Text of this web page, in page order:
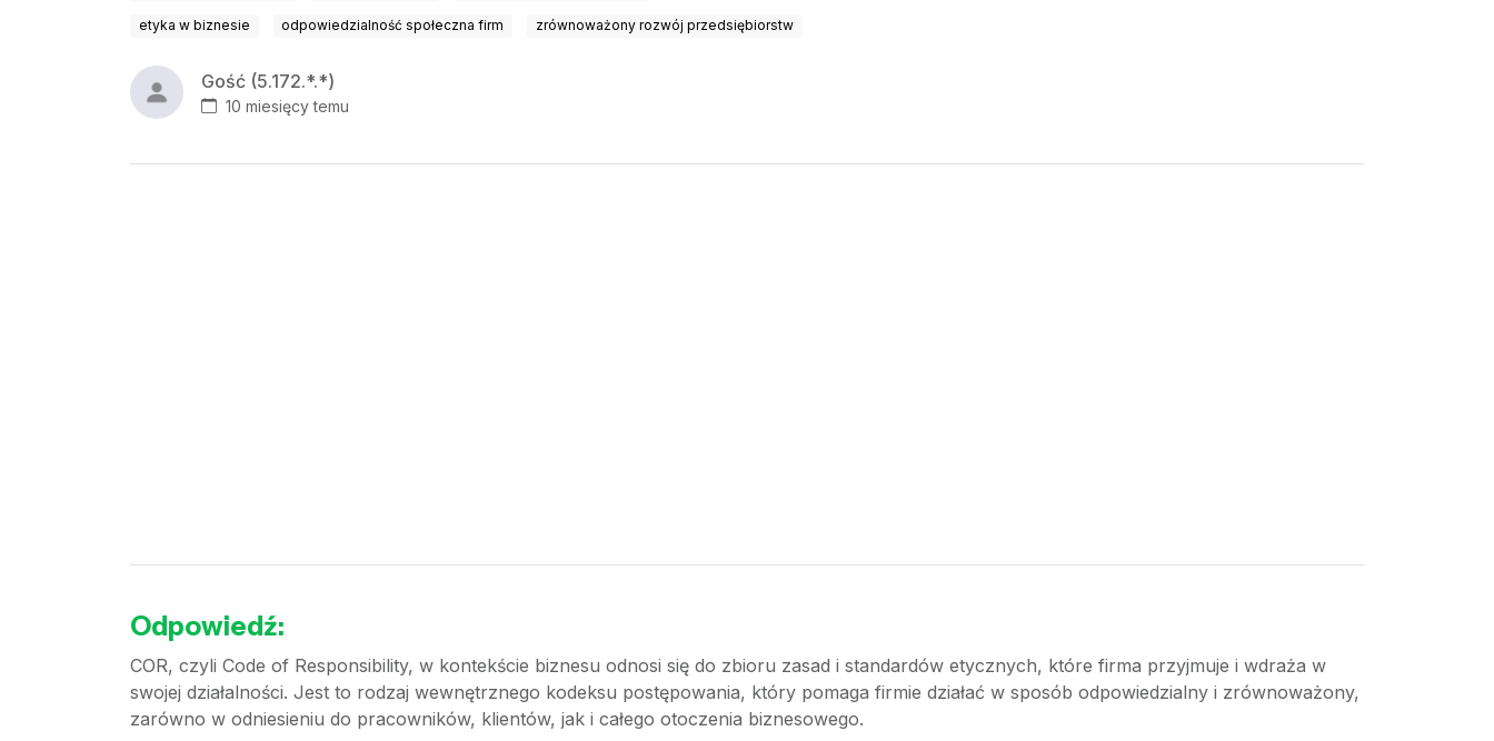
etyka w biznesie odpowiedzialność społeczna firm zrównoważony rozwój przedsiębiorstw
Gość (5.172.*.*)
10 miesięcy temu
Odpowiedź:
COR, czyli Code of Responsibility, w kontekście biznesu odnosi się do zbioru zasad i standardów etycznych, które firma przyjmuje i wdraża w
swojej działalności. Jest to rodzaj wewnętrznego kodeksu postępowania, który pomaga firmie działać w sposób odpowiedzialny i zrównoważony,
zarówno w odniesieniu do pracowników, klientów, jak i całego otoczenia biznesowego.